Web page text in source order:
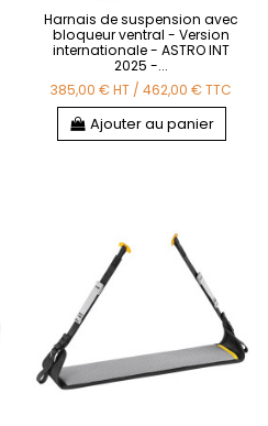
Harnais de suspension avec
bloqueur ventral - Version
internationale - ASTRO INT
2025 -...
385,00 €HT /462,00 €TTC
Ajouter au panier